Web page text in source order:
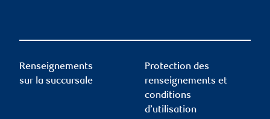
Renseignements
sur la succursale
Protection des
renseignements et
conditions
d’utilisation